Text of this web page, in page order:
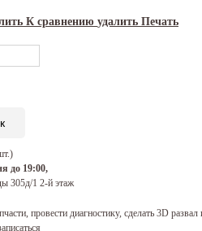
К сравнению удалить Печать
до 19:00,
305д/1 2-й этаж
провести диагностику, сделать 3D